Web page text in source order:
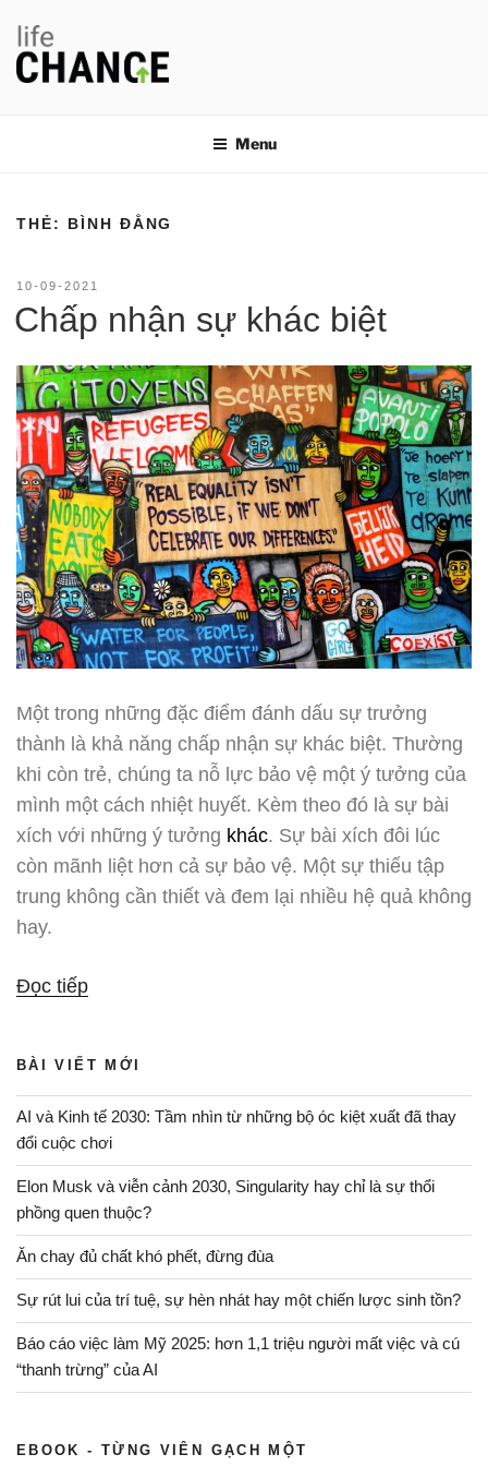
phần
Menu
THẺ: BÌNH ĐẲNG
ĐĂNG
TRONG
10-09-2021
Chấp nhận sự khác biệt
Một trong những đặc điểm đánh dấu sự trưởng
thành là khả năng chấp nhận sự khác biệt. Thường
khi còn trẻ, chúng ta nỗ lực bảo vệ một ý tưởng của
mình một cách nhiệt huyết. Kèm theo đó là sự bài
xích với những ý tưởng khác. Sự bài xích đôi lúc
còn mãnh liệt hơn cả sự bảo vệ. Một sự thiếu tập
trung không cần thiết và đem lại nhiều hệ quả không
hay.
Đọc tiếp“Chấp
biệt”
BÀI VIẾT MỚI
AI và Kinh tế 2030: Tầm nhìn từ những bộ óc kiệt xuất đã thay
đổi cuộc chơi
Elon Musk và viễn cảnh 2030, Singularity hay chỉ là sự thổi
phồng quen thuộc?
Ăn chay đủ chất khó phết, đừng đùa
Sự rút lui của trí tuệ, sự hèn nhát hay một chiến lược sinh tồn?
Báo cáo việc làm Mỹ 2025: hơn 1,1 triệu người mất việc và cú
“thanh trừng” của AI
EBOOK - TỪNG VIÊN GẠCH MỘT